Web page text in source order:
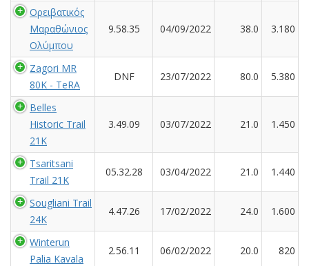
Ορειβατικός
Μαραθώνιος
Ολύμπου
9.58.35 04/09/2022 38.0 3.180
Zagori MR
80K - TeRA
DNF 23/07/2022 80.0 5.380
Belles
Historic Trail
21K
3.49.09 03/07/2022 21.0 1.450
Tsaritsani
Trail 21K
05.32.28 03/04/2022 21.0 1.440
Sougliani Trail
24K
4.47.26 17/02/2022 24.0 1.600
Winterun
Palia Kavala
2.56.11 06/02/2022 20.0 820